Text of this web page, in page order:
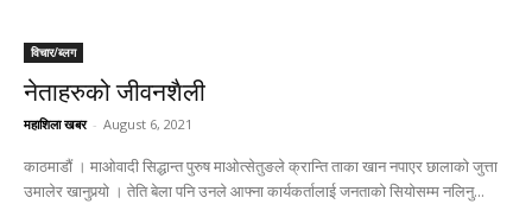
विचार/ब्लग
नेताहरुको जीवनशैली
महाशिला खबर - August 6, 2021
काठमाडौं । माओवादी सिद्धान्त पुरुष माओत्सेतुङले क्रान्ति ताका खान नपाएर छालाको जुत्ता
उमालेर खानुपर्‍यो । तेति बेला पनि उनले आफ्ना कार्यकर्तालाई जनताको सियोसम्म नलिनु...